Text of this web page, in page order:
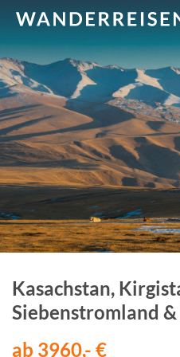
Kasachstan,
Siebenstromland
ab 3960,- €